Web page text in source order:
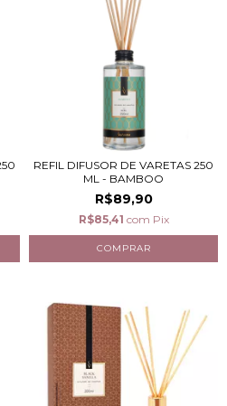
REFIL DIFUSOR DE VARETAS 250
ML - BAMBOO
R$89,90
R$85,41 com Pix